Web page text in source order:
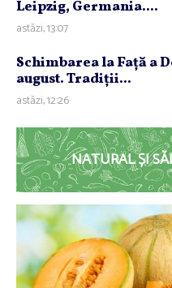
Leipzig, Germania....
astăzi, 13:07
Schimbarea la Faţă a
august. Tradiţii...
astăzi, 12:26
NATURAL ȘI